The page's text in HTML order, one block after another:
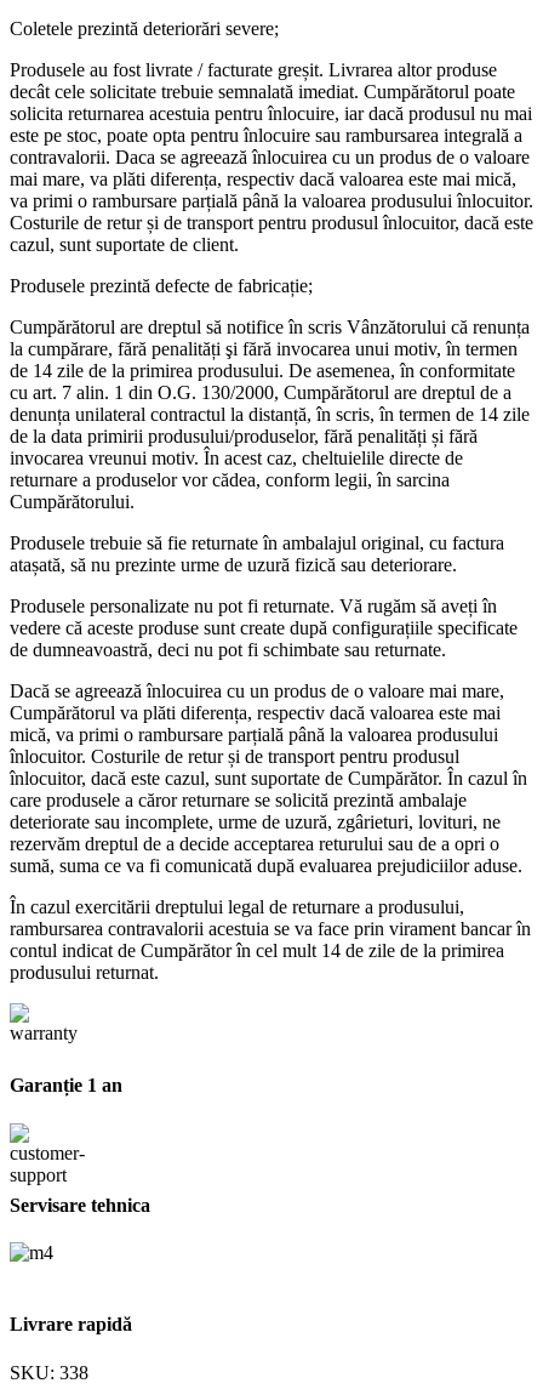
Coletele prezintă deteriorări severe;
Produsele au fost livrate / facturate greșit. Livrarea altor produse
decât cele solicitate trebuie semnalată imediat. Cumpărătorul poate
solicita returnarea acestuia pentru înlocuire, iar dacă produsul nu mai
este pe stoc, poate opta pentru înlocuire sau rambursarea integrală a
contravalorii. Daca se agreează înlocuirea cu un produs de o valoare
mai mare, va plăti diferența, respectiv dacă valoarea este mai mică,
va primi o rambursare parțială până la valoarea produsului înlocuitor.
Costurile de retur și de transport pentru produsul înlocuitor, dacă este
cazul, sunt suportate de client.
Produsele prezintă defecte de fabricație;
Cumpărătorul are dreptul să notifice în scris Vânzătorului că renunța
la cumpărare, fără penalități şi fără invocarea unui motiv, în termen
de 14 zile de la primirea produsului. De asemenea, în conformitate
cu art. 7 alin. 1 din O.G. 130/2000, Cumpărătorul are dreptul de a
denunța unilateral contractul la distanță, în scris, în termen de 14 zile
de la data primirii produsului/produselor, fără penalități și fără
invocarea vreunui motiv. În acest caz, cheltuielile directe de
returnare a produselor vor cădea, conform legii, în sarcina
Cumpărătorului.
Produsele trebuie să fie returnate în ambalajul original, cu factura
atașată, să nu prezinte urme de uzură fizică sau deteriorare.
Produsele personalizate nu pot fi returnate. Vă rugăm să aveți în
vedere că aceste produse sunt create după configurațiile specificate
de dumneavoastră, deci nu pot fi schimbate sau returnate.
Dacă se agreează înlocuirea cu un produs de o valoare mai mare,
Cumpărătorul va plăti diferența, respectiv dacă valoarea este mai
mică, va primi o rambursare parțială până la valoarea produsului
înlocuitor. Costurile de retur și de transport pentru produsul
înlocuitor, dacă este cazul, sunt suportate de Cumpărător. În cazul în
care produsele a căror returnare se solicită prezintă ambalaje
deteriorate sau incomplete, urme de uzură, zgârieturi, lovituri, ne
rezervăm dreptul de a decide acceptarea returului sau de a opri o
sumă, suma ce va fi comunicată după evaluarea prejudiciilor aduse.
În cazul exercitării dreptului legal de returnare a produsului,
rambursarea contravalorii acestuia se va face prin virament bancar în
contul indicat de Cumpărător în cel mult 14 de zile de la primirea
produsului returnat.
Garanție 1 an
Servisare tehnica
Livrare rapidă
SKU: 338